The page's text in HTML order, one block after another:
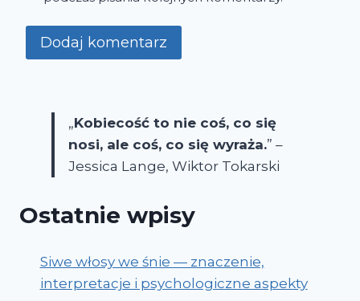
„Kobiecość to nie coś, co się
nosi, ale coś, co się wyraża.” –
Jessica Lange, Wiktor Tokarski
Ostatnie wpisy
Siwe włosy we śnie — znaczenie,
interpretacje i psychologiczne aspekty